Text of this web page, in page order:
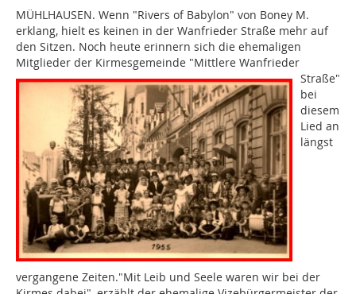
MÜHLHAUSEN. Wenn "Rivers of Babylon" von Boney M.
erklang, hielt es keinen in der Wanfrieder Straße mehr auf
den Sitzen. Noch heute erinnern sich die ehemaligen
Mitglieder der Kirmesgemeinde "Mittlere Wanfrieder
Straße"
bei
diesem
Lied an
längst
vergangene Zeiten."Mit Leib und Seele waren wir bei der